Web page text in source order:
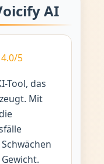
AI
5
Tool, das
Mit